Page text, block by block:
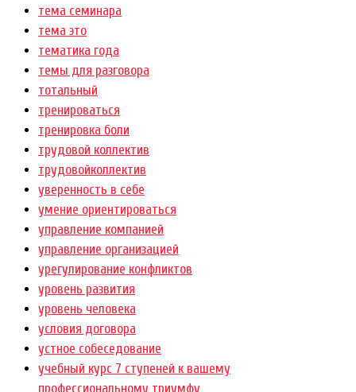
тема семинара
тема это
тематика года
темы для разговора
тотальный
тренироваться
тренировка боли
трудовой коллектив
трудовойколлектив
уверенность в себе
умение ориентироваться
управление компанией
управление организацией
урегулирование конфликтов
уровень развития
уровень человека
условия договора
устное собеседование
учебный курс 7 ступеней к вашему
профессиональному триумфу